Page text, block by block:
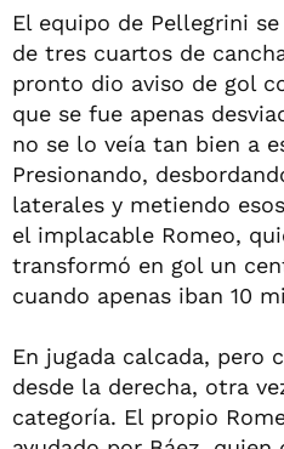
El equipo de Pellegrini
de tres cuartos de
pronto dio aviso de gol
que se fue apenas
no se lo veía tan bien a
Presionando,
laterales y metiendo
el implacable Romeo,
transformó en gol un
cuando apenas iban 10
En jugada calcada, pero
desde la derecha, otra
categoría. El propio